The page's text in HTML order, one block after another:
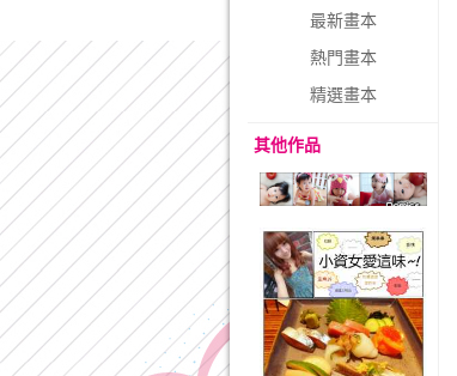
最新畫本
熱門畫本
精選畫本
其他作品